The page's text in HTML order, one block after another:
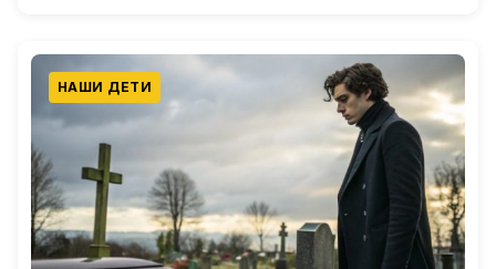
НАШИ ДЕТИ